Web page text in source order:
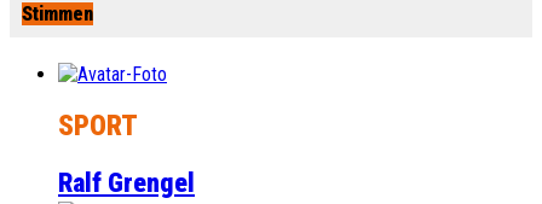
Stimmen
SPORT
Ralf Grengel